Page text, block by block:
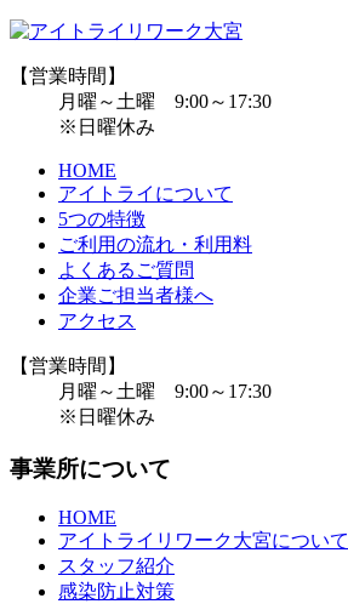
【営業時間】
月曜～土曜 9:00～17:30
※日曜休み
HOME
アイトライについて
5つの特徴
ご利用の流れ・利用料
よくあるご質問
企業ご担当者様へ
アクセス
【営業時間】
月曜～土曜 9:00～17:30
※日曜休み
事業所について
HOME
アイトライリワーク大宮について
スタッフ紹介
感染防止対策